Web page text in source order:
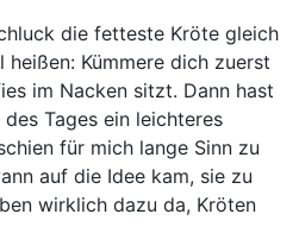
die fetteste Kröte gleich
heißen: Kümmere dich zuerst
im Nacken sitzt. Dann hast
Tages ein leichteres
für mich lange Sinn zu
auf die Idee kam, sie zu
wirklich dazu da, Kröten